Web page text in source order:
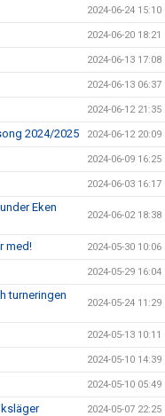
2024-06-24 15:10
2024-06-20 18:21
2024-06-13 17:08
2024-06-13 06:37
2024-06-12 21:35
2024/2025 2024-06-12 20:09
2024-06-09 16:25
2024-06-03 16:17
Eken
2024-06-02 18:38
med! 2024-05-30 10:06
2024-05-29 16:04
turneringen
2024-05-24 11:29
2024-05-13 10:11
2024-05-10 14:39
2024-05-10 05:49
2024-05-07 22:25